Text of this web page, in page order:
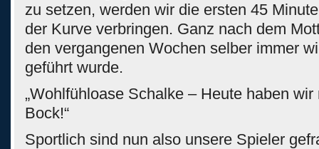
zu setzen, werden wir die ersten 45
der Kurve verbringen. Ganz nach dem
den vergangenen Wochen selber immer
geführt wurde.
„Wohlfühloase Schalke – Heute haben
Bock!“
Sportlich sind nun also unsere Spieler